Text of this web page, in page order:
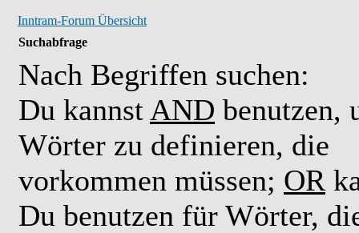
Inntram-Forum Übersicht
Suchabfrage
Nach Begriffen suchen:
Du kannst AND benutzen,
Wörter zu definieren, die
vorkommen müssen; OR
Du benutzen für Wörter,